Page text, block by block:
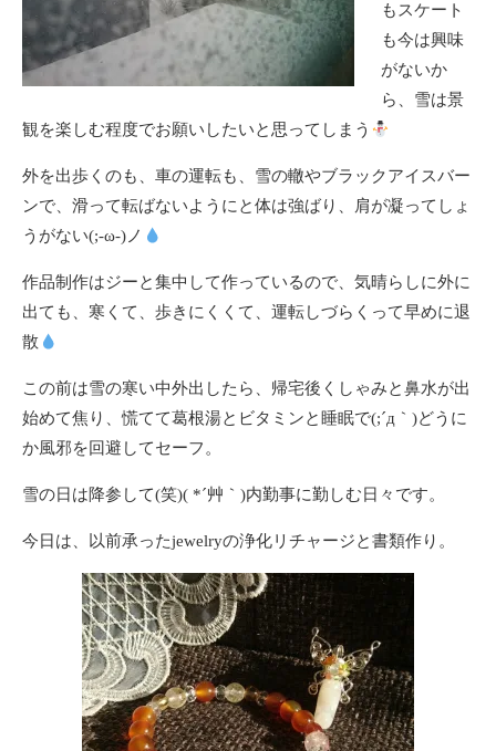
もスケート
も今は興味
がないか
ら、雪は景
観を楽しむ程度でお願いしたいと思ってしまう
外を出歩くのも、車の運転も、雪の轍やブラックアイスバー
ンで、滑って転ばないようにと体は強ばり、肩が凝ってしょ
うがない(;-ω-)ノ
作品制作はジーと集中して作っているので、気晴らしに外に
出ても、寒くて、歩きにくくて、運転しづらくって早めに退
散
この前は雪の寒い中外出したら、帰宅後くしゃみと鼻水が出
始めて焦り、慌てて葛根湯とビタミンと睡眠で(;´д｀)どうに
か風邪を回避してセーフ。
雪の日は降参して(笑)( *´艸｀)内勤事に勤しむ日々です。
今日は、以前承ったjewelryの浄化リチャージと書類作り。